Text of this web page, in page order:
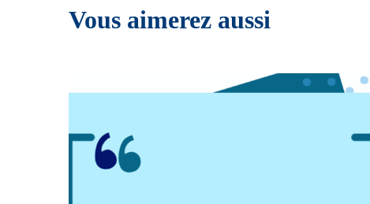
Vous aimerez aussi